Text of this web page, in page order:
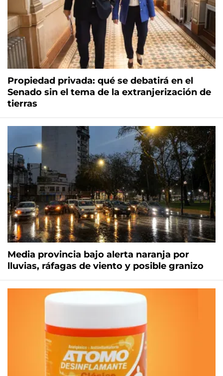
Propiedad privada: qué se debatirá en el
Senado sin el tema de la extranjerización de
tierras
Media provincia bajo alerta naranja por
lluvias, ráfagas de viento y posible granizo